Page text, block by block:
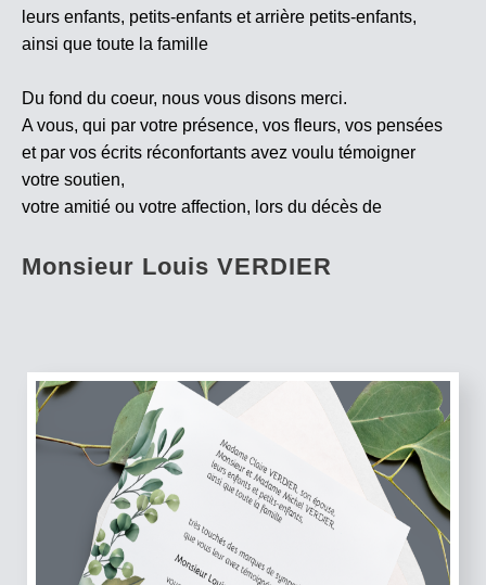
leurs enfants, petits-enfants et arrière petits-enfants,
ainsi que toute la famille
Du fond du coeur, nous vous disons merci.
A vous, qui par votre présence, vos fleurs, vos pensées
et par vos écrits réconfortants avez voulu témoigner
votre soutien,
votre amitié ou votre affection, lors du décès de
Monsieur Louis VERDIER